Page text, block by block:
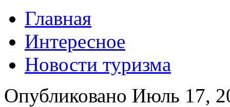
Главная
Интересное
Новости туризма
Опубликовано Июль 17,